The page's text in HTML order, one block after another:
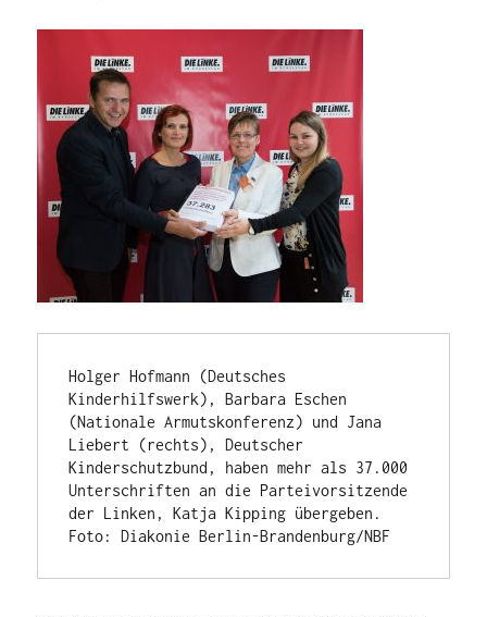
Holger Hofmann (Deutsches
Kinderhilfswerk), Barbara Eschen
(Nationale Armutskonferenz) und Jana
Liebert (rechts), Deutscher
Kinderschutzbund, haben mehr als 37.000
Unterschriften an die Parteivorsitzende
der Linken, Katja Kipping übergeben.
Foto: Diakonie Berlin-Brandenburg/NBF